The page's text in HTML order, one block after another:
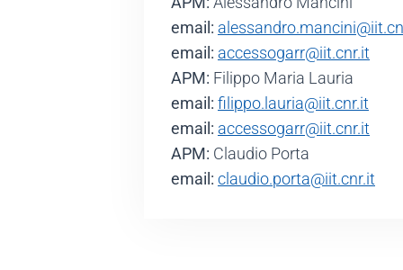
email:
email: accessogarr@iit.cnr.it
APM: Filippo Maria Lauria
email: filippo.lauria@iit.cnr.it
email: accessogarr@iit.cnr.it
APM: Claudio Porta
email: claudio.porta@iit.cnr.it